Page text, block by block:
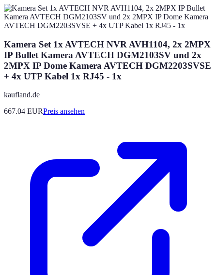
Kamera Set 1x AVTECH NVR AVH1104, 2x 2MPX
IP Bullet Kamera AVTECH DGM2103SV und 2x
2MPX IP Dome Kamera AVTECH DGM2203SVSE
+ 4x UTP Kabel 1x RJ45 - 1x
kaufland.de
667.04 EURPreis ansehen